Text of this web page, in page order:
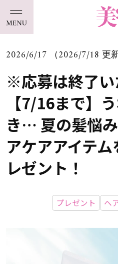
2026/6/17 （2026/7/18 更新
※応募は終了い
【7/16まで】
き… 夏の髪悩
アケアアイテ
レゼント！
プレゼント ヘ